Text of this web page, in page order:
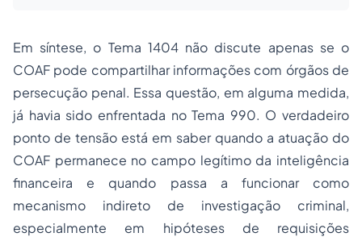
Em síntese, o Tema 1404 não discute apenas se o
COAF pode compartilhar informações com órgãos de
persecução penal. Essa questão, em alguma medida,
já havia sido enfrentada no Tema 990. O verdadeiro
ponto de tensão está em saber quando a atuação do
COAF permanece no campo legítimo da inteligência
financeira e quando passa a funcionar como
mecanismo indireto de investigação criminal,
especialmente em hipóteses de requisições